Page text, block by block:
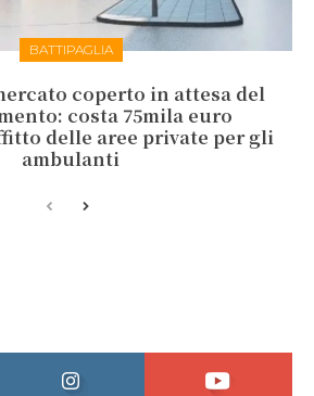
BATTIPAGLIA
coperto in attesa del
costa 75mila euro
delle aree private per gli
ambulanti